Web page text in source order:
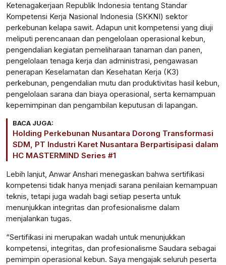
Ketenagakerjaan Republik Indonesia tentang Standar
Kompetensi Kerja Nasional Indonesia (SKKNI) sektor
perkebunan kelapa sawit. Adapun unit kompetensi yang diuji
meliputi perencanaan dan pengelolaan operasional kebun,
pengendalian kegiatan pemeliharaan tanaman dan panen,
pengelolaan tenaga kerja dan administrasi, pengawasan
penerapan Keselamatan dan Kesehatan Kerja (K3)
perkebunan, pengendalian mutu dan produktivitas hasil kebun,
pengelolaan sarana dan biaya operasional, serta kemampuan
kepemimpinan dan pengambilan keputusan di lapangan.
BACA JUGA:
Holding Perkebunan Nusantara Dorong Transformasi
SDM, PT Industri Karet Nusantara Berpartisipasi dalam
HC MASTERMIND Series #1
Lebih lanjut, Anwar Anshari menegaskan bahwa sertifikasi
kompetensi tidak hanya menjadi sarana penilaian kemampuan
teknis, tetapi juga wadah bagi setiap peserta untuk
menunjukkan integritas dan profesionalisme dalam
menjalankan tugas.
“Sertifikasi ini merupakan wadah untuk menunjukkan
kompetensi, integritas, dan profesionalisme Saudara sebagai
pemimpin operasional kebun. Saya mengajak seluruh peserta